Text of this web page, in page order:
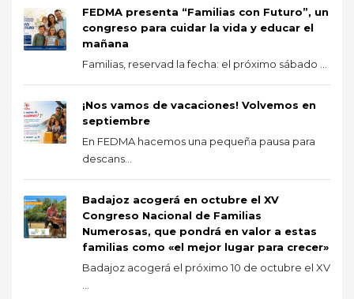
FEDMA presenta “Familias con Futuro”, un
congreso para cuidar la vida y educar el
mañana
Familias, reservad la fecha: el próximo sábado ...
¡Nos vamos de vacaciones! Volvemos en
septiembre
En FEDMA hacemos una pequeña pausa para
descans...
Badajoz acogerá en octubre el XV
Congreso Nacional de Familias
Numerosas, que pondrá en valor a estas
familias como «el mejor lugar para crecer»
Badajoz acogerá el próximo 10 de octubre el XV
...